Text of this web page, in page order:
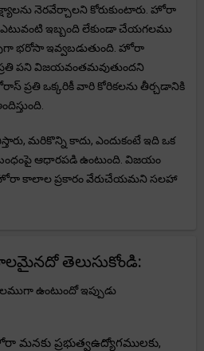
నెరవేర్చాలని కోరుకుంటారు. హోరా
ఇబ్బంది లేకుండా చేయగలము
భరోసా ఇవ్వబడుతుంది. హోరా
పని విజయవంతమవుతుందని
ప్రతి ఒక్కరికీ వారి కోరికలను తీర్చడానికి
మరికొన్ని కాదు, ఎందుకంటే ఇది ఒక
ఆధారపడి ఉంటుంది. విజయం
కాలాల ప్రకారం వేరుచేయమని సలహా
తెలుసుకోండి:
ఉంటుందో ఇప్పుడు
మనకు ప్రభుత్వఉద్యోగములకు,